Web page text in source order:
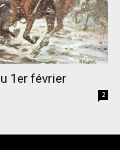
1er février
2